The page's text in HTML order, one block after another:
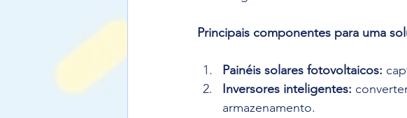
Principais componentes para uma
Painéis solares fotovoltaicos:
Inversores inteligentes:
armazenamento.